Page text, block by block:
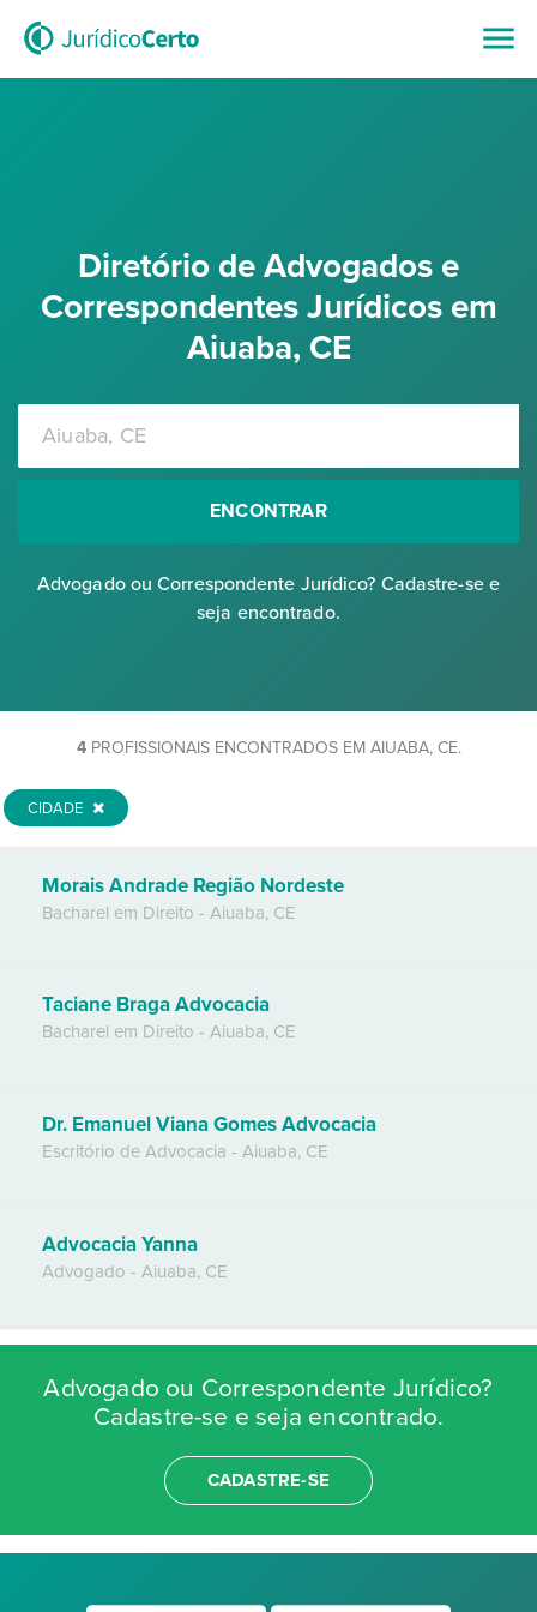
Diretório de Advogados e
Correspondentes Jurídicos em
Aiuaba, CE
ENCONTRAR
Advogado ou Correspondente Jurídico? Cadastre-se e
seja encontrado.
4PROFISSIONAIS ENCONTRADOS EM AIUABA, CE.
CIDADE
Morais Andrade Região Nordeste
Bacharel em Direito - Aiuaba, CE
Taciane Braga Advocacia
Bacharel em Direito - Aiuaba, CE
Dr. Emanuel Viana Gomes Advocacia
Escritório de Advocacia - Aiuaba, CE
Advocacia Yanna
Advogado - Aiuaba, CE
Advogado ou Correspondente Jurídico?
Cadastre-se e seja encontrado.
CADASTRE-SE